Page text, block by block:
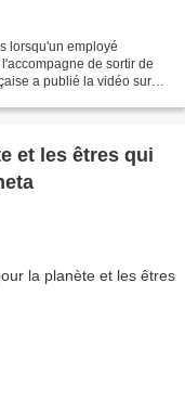
lorsqu'un employé
de sortir de
a publié la vidéo sur
et les êtres qui